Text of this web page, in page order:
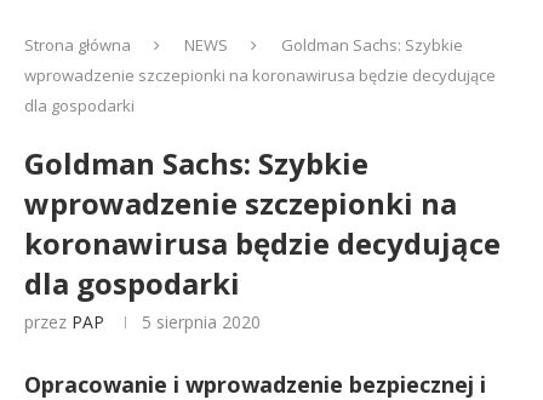
Strona główna NEWS
Goldman Sachs: Szybkie
wprowadzenie szczepionki na koronawirusa będzie decydujące
dla gospodarki
Goldman Sachs: Szybkie
wprowadzenie szczepionki na
koronawirusa będzie decydujące
dla gospodarki
przez PAP 5 sierpnia 2020
Opracowanie i wprowadzenie bezpiecznej i